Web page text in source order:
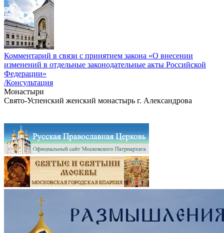
Комментарий в связи с принятием закона «О внесении
изменений в отдельные законодательные акты Российской
Федерации»
/Консультация
Монастыри
Свято-Успенский женский монастырь г. Александрова